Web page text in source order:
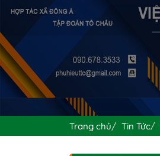
Trang chủ Tin Tức